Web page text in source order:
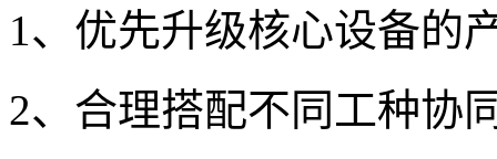
1、优先升级核心设备的
2、合理搭配不同工种协